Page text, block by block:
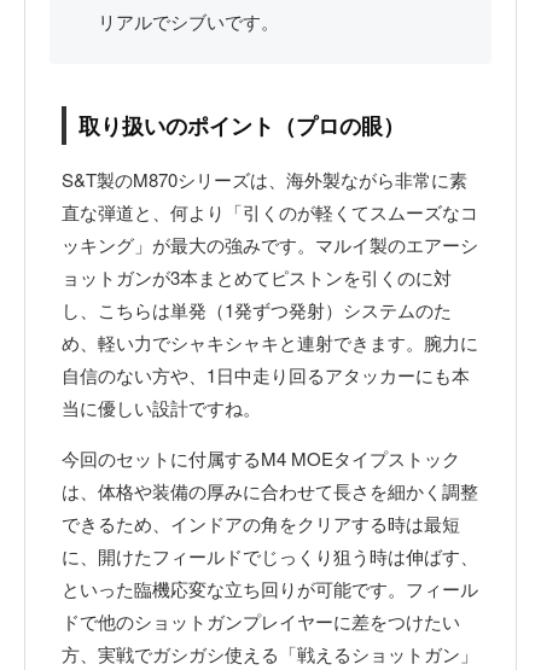
リアルでシブいです。
取り扱いのポイント（プロの眼）
S&T製のM870シリーズは、海外製ながら非常に素
直な弾道と、何より「引くのが軽くてスムーズなコ
ッキング」が最大の強みです。マルイ製のエアーシ
ョットガンが3本まとめてピストンを引くのに対
し、こちらは単発（1発ずつ発射）システムのた
め、軽い力でシャキシャキと連射できます。腕力に
自信のない方や、1日中走り回るアタッカーにも本
当に優しい設計ですね。
今回のセットに付属するM4 MOEタイプストック
は、体格や装備の厚みに合わせて長さを細かく調整
できるため、インドアの角をクリアする時は最短
に、開けたフィールドでじっくり狙う時は伸ばす、
といった臨機応変な立ち回りが可能です。フィール
ドで他のショットガンプレイヤーに差をつけたい
方、実戦でガシガシ使える「戦えるショットガン」